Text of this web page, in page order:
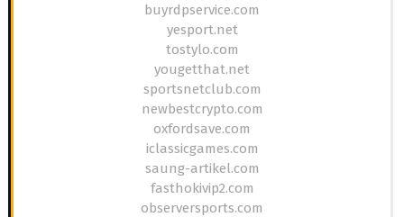
buyrdpservice.com
yesport.net
tostylo.com
yougetthat.net
sportsnetclub.com
newbestcrypto.com
oxfordsave.com
iclassicgames.com
saung-artikel.com
fasthokivip2.com
observersports.com